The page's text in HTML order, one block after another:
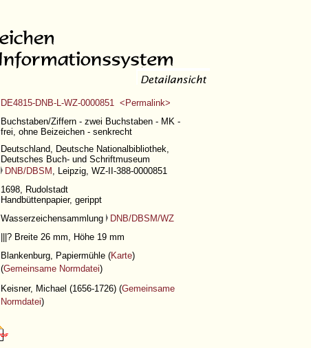
DE4815-DNB-L-WZ-0000851 <Permalink>
Buchstaben/Ziffern - zwei Buchstaben - MK -
frei, ohne Beizeichen - senkrecht
Deutschland, Deutsche Nationalbibliothek,
Deutsches Buch- und Schriftmuseum
DNB/DBSM , Leipzig, WZ-II-388-0000851
1698, Rudolstadt
Handbüttenpapier, gerippt
Wasserzeichensammlung
DNB/DBSM/WZ
|||? Breite 26 mm, Höhe 19 mm
Blankenburg, Papiermühle (Karte)
(Gemeinsame Normdatei)
Keisner, Michael (1656-1726) (Gemeinsame
Normdatei)